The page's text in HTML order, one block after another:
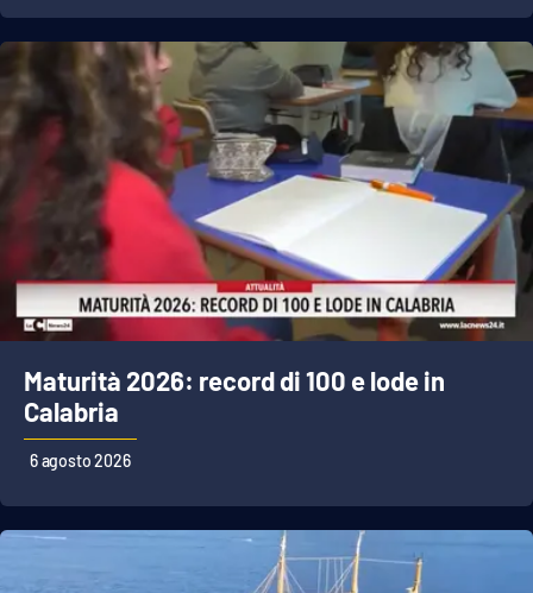
Maturità 2026: record di 100 e lode in
Calabria
6 agosto 2026